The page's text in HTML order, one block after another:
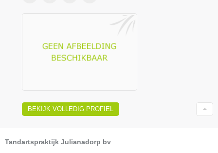
BEKIJK VOLLEDIG PROFIEL
Tandartspraktijk Julianadorp bv